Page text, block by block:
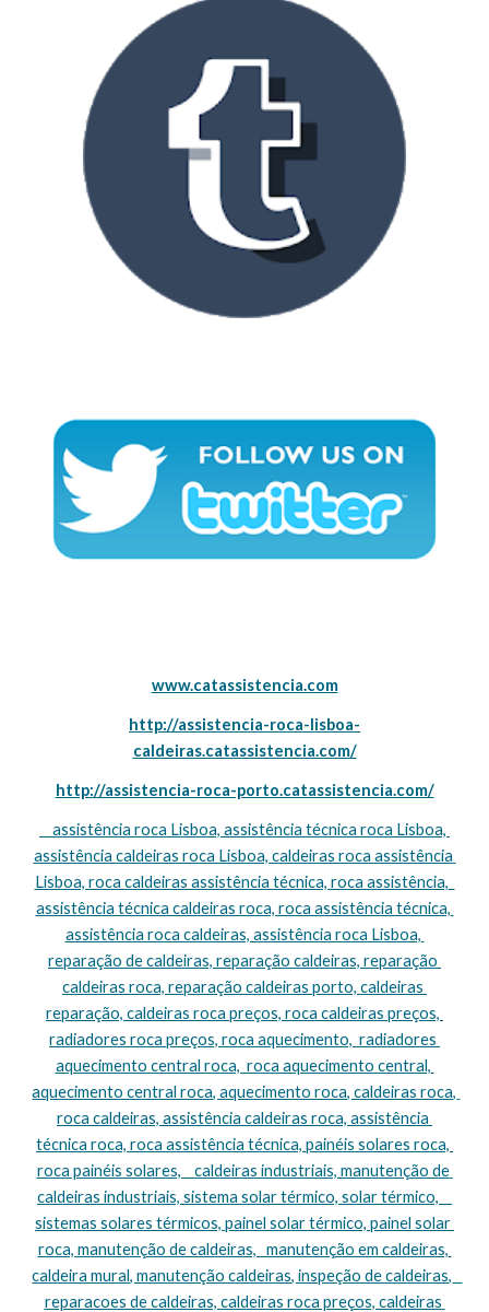
www.catassistencia.com
http://assistencia-roca-lisboa-
caldeiras.catassistencia.com/
http://assistencia-roca-porto.catassistencia.com/
assistência caldeiras roca Lisboa, caldeiras roca assistência
Lisboa, roca caldeiras assistência técnica, roca assistência,
assistência técnica caldeiras roca, roca assistência técnica,
assistência roca caldeiras, assistência roca Lisboa,
reparação de caldeiras, reparação caldeiras, reparação
caldeiras roca, reparação caldeiras porto, caldeiras
reparação, caldeiras roca preços, roca caldeiras preços,
radiadores roca preços, roca aquecimento,  radiadores
aquecimento central roca,  roca aquecimento central,
aquecimento central roca, aquecimento roca, caldeiras roca,
roca caldeiras, assistência caldeiras roca, assistência
técnica roca, roca assistência técnica, painéis solares roca,
roca painéis solares,    caldeiras industriais, manutenção de
caldeiras industriais, sistema solar térmico, solar térmico,
sistemas solares térmicos, painel solar térmico, painel solar
roca, manutenção de caldeiras,   manutenção em caldeiras,
caldeira mural, manutenção caldeiras, inspeção de caldeiras,
reparacoes de caldeiras, caldeiras roca preços, caldeiras